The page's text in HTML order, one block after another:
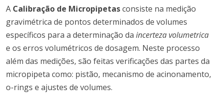
A Calibração de Micropipetasconsiste na medição
gravimétrica de pontos determinados de volumes
específicos para a determinação da incerteza volumetrica
e os erros volumétricos de dosagem. Neste processo
além das medições, são feitas verificações das partes da
micropipeta como: pistão, mecanismo de acinonamento,
o-rings e ajustes de volumes.